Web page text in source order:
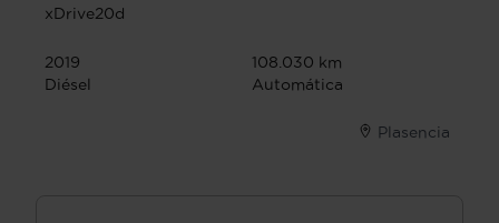
xDrive20d
2019
108.030 km
Diésel
Automática
Plasencia